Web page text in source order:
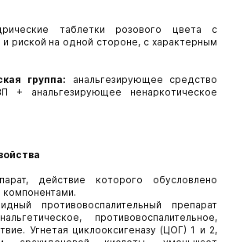
таблетки розового цвета с
риской на одной стороне, с характерным
группа: анальгезирующее средство
+ анальгезирующее ненаркотическое
действие которого обусловлено
противовоспалительный препарат
противовоспалительное,
Угнетая циклооксигеназу (ЦОГ) 1 и 2,